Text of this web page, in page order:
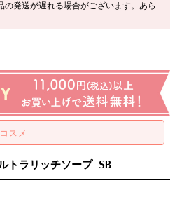
発送が遅れる場合がございます。あら
トラリッチソープ SB